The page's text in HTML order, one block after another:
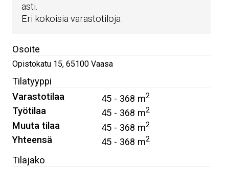
asti.
Eri kokoisia varastotiloja
Osoite
Opistokatu 15, 65100 Vaasa
Tilatyyppi
Varastotilaa
45 - 368 m2
Työtilaa 45 - 368 m2
Muuta tilaa 45 - 368 m2
Yhteensä 45 - 368 m2
Tilajako